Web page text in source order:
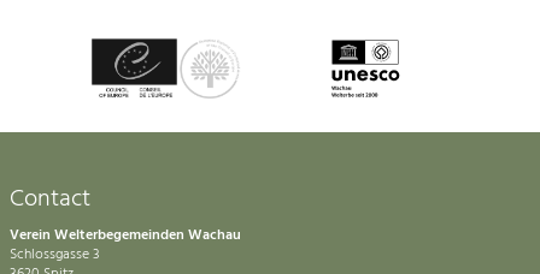
Contact
Verein Welterbegemeinden Wachau
Schlossgasse 3